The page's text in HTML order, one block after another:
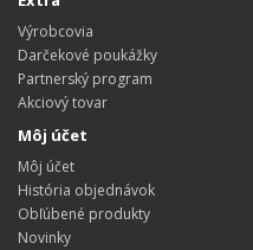
Výrobcovia
Darčekové poukážky
Partnerský program
Akciový tovar
Môj účet
Môj účet
História objednávok
Obľúbené produkty
Novinky